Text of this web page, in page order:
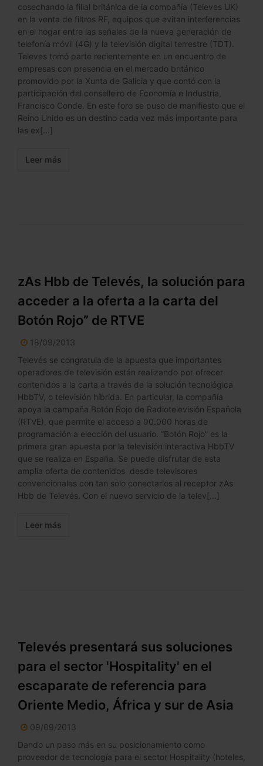
cosechando la filial británica de la compañía (Televes UK)
en la venta de filtros RF, equipos que evitan interferencias
en el hogar entre las señales de la nueva generación de
telefonía móvil (4G) y la televisión digital terrestre (TDT).
Televes tomó parte recientemente en un encuentro de
empresas con presencia en el mercado británico
promovido por la Xunta de Galicia y que contó con la
participación del conselleiro de Economía e Industria,
Francisco Conde. En este foro se puso de manifiesto que el
Reino Unido es un destino cada vez más importante para
las ex[...]
Leer más
zAs Hbb de Televés, la solución para
acceder a la oferta a la carta del
Botón Rojo” de RTVE
18/09/2013
Televés se congratula de la apuesta que importantes
operadores de televisión están realizando por ofrecer
contenidos a la carta a través de la solución tecnológica
HbbTV, o televisión híbrida. En particular, la compañía
apoya la campaña Botón Rojo de Radiotelevisión Española
(RTVE), que permite el acceso a 90.000 horas de
programación a elección del usuario. “Botón Rojo” es la
primera gran apuesta por la televisión interactiva HbbTV
que se realiza en España. Se puede disfrutar de esta
amplia oferta de contenidos desde televisores
convencionales con tan solo conectarlos al receptor zAs
Hbb de Televés. Con el nuevo servicio de la telev[...]
Leer más
Televés presentará sus soluciones
para el sector 'Hospitality' en el
escaparate de referencia para
Oriente Medio, África y sur de Asia
09/09/2013
Dando un paso más en su posicionamiento como
proveedor de tecnología para el sector Hospitality (hoteles,